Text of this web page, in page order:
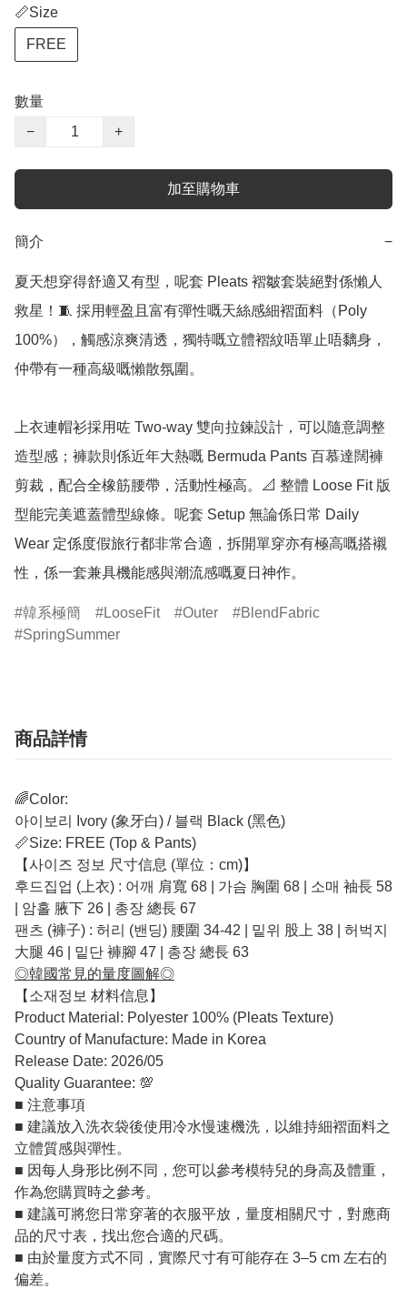
📏Size
FREE
數量
−
+
加至購物車
簡介 −
夏天想穿得舒適又有型，呢套 Pleats 褶皺套裝絕對係懶人
救星！🧵 採用輕盈且富有彈性嘅天絲感細褶面料（Poly
100%），觸感涼爽清透，獨特嘅立體褶紋唔單止唔黐身，
仲帶有一種高級嘅懶散氛圍。
上衣連帽衫採用咗 Two-way 雙向拉鍊設計，可以隨意調整
造型感；褲款則係近年大熱嘅 Bermuda Pants 百慕達闊褲
剪裁，配合全橡筋腰帶，活動性極高。📐 整體 Loose Fit 版
型能完美遮蓋體型線條。呢套 Setup 無論係日常 Daily
Wear 定係度假旅行都非常合適，拆開單穿亦有極高嘅搭襯
性，係一套兼具機能感與潮流感嘅夏日神作。
韓系極簡 LooseFit Outer
BlendFabric
SpringSummer
商品詳情
🌈Color:
아이보리 Ivory (象牙白) / 블랙 Black (黑色)
📏Size: FREE (Top & Pants)
【사이즈 정보 尺寸信息 (單位：cm)】
후드집업 (上衣) : 어깨 肩寬 68 | 가슴 胸圍 68 | 소매 袖長 58
| 암홀 腋下 26 | 총장 總長 67
팬츠 (褲子) : 허리 (밴딩) 腰圍 34-42 | 밑위 股上 38 | 허벅지
大腿 46 | 밑단 褲腳 47 | 총장 總長 63
◎韓國常見的量度圖解◎
【소재정보 材料信息】
Product Material: Polyester 100% (Pleats Texture)
Country of Manufacture: Made in Korea
Release Date: 2026/05
Quality Guarantee: 💯
■ 注意事項
■ 建議放入洗衣袋後使用冷水慢速機洗，以維持細褶面料之
立體質感與彈性。
■ 因每人身形比例不同，您可以參考模特兒的身高及體重，
作為您購買時之參考。
■ 建議可將您日常穿著的衣服平放，量度相關尺寸，對應商
品的尺寸表，找出您合適的尺碼。
■ 由於量度方式不同，實際尺寸有可能存在 3–5 cm 左右的
偏差。